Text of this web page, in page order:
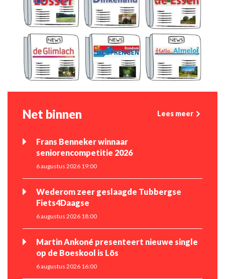
Net binnen Lees meer
Frans Benneker winnaar
seniorencompetitie 2026
6 augustus 2026 19:00
Wederom zeer geslaagde Tubbergse
Fiets4Daagse
6 augustus 2026 18:00
Martin Ankoné presenteert nieuwe single
op de Boeskool is Lös
6 augustus 2026 16:00